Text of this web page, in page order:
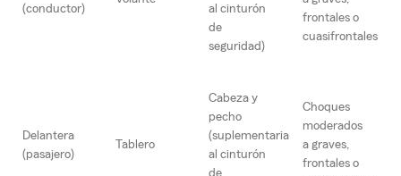
(conductor)
al cinturón
de
seguridad)
frontales o
cuasifrontales
Delantera
(pasajero)
Tablero
Cabeza y
pecho
(suplementaria
al cinturón
Choques
moderados
a graves,
frontales o